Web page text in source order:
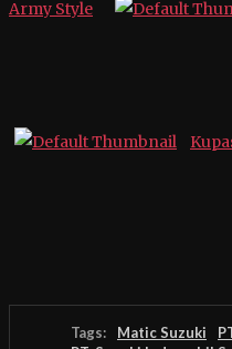
Army Style
Tags: Matic Suzuki